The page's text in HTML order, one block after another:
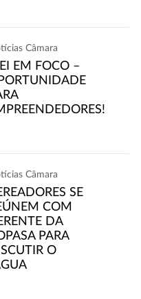
Câmara
EM FOCO –
Câmara
SE
COM
DA
PARA
O